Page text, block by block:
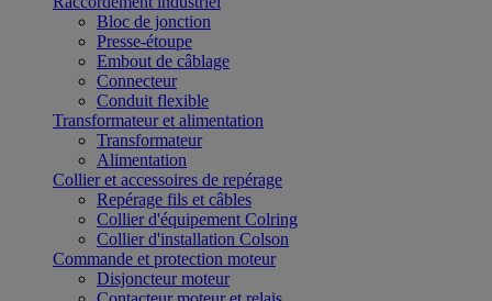
Bloc de jonction
Presse-étoupe
Embout de câblage
Connecteur
Conduit flexible
Transformateur et alimentation
Transformateur
Alimentation
Collier et accessoires de repérage
Repérage fils et câbles
Collier d'équipement Colring
Collier d'installation Colson
Commande et protection moteur
Disjoncteur moteur